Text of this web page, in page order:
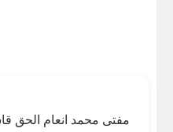
مفتی محمد انعام